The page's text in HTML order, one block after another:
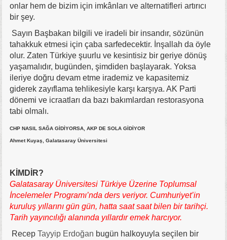
onlar hem de bizim için imkânları ve alternatifleri artırıcı
bir şey.
Sayın Başbakan bilgili ve iradeli bir insandır, sözünün
tahakkuk etmesi için çaba sarfedecektir. İnşallah da öyle
olur. Zaten Türkiye şuurlu ve kesintisiz bir geriye dönüş
yaşamalıdır, bugünden, şimdiden başlayarak. Yoksa
ileriye doğru devam etme irademiz ve kapasitemiz
giderek zayıflama tehlikesiyle karşı karşıya. AK Parti
dönemi ve icraatları da bazı bakımlardan restorasyona
tabi olmalı.
CHP NASIL SAĞA GİDİYORSA, AKP DE SOLA GİDİYOR
Ahmet Kuyaş, Galatasaray Üniversitesi
KİMDİR?
Galatasaray Üniversitesi Türkiye Üzerine Toplumsal
İncelemeler Programı’nda ders veriyor. Cumhuriyet’in
kuruluş yıllarını gün gün, hatta saat saat bilen bir tarihçi.
Tarih yayıncılığı alanında yıllardır emek harcıyor.
RecepTayyip Erdoğan bugün halkoyuyla seçilen bir